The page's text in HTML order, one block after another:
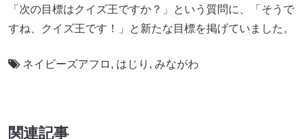
「次の目標はクイズ王ですか？」という質問に、「そうで
すね、クイズ王です！」と新たな目標を掲げていました。
ネイビーズアフロ , はじり , みながわ
関連記事